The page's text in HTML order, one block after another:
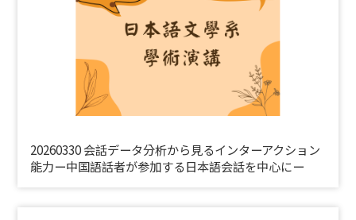
20260330 会話データ分析から見るインターアクション
能力ー中国語話者が参加する日本語会話を中心にー